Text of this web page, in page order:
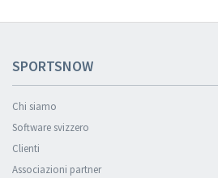
SPORTSNOW
Chi siamo
Software svizzero
Clienti
Associazioni partner